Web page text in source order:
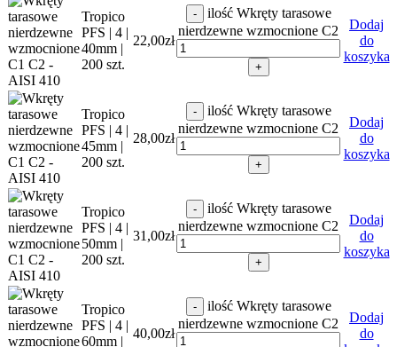
Tropico
PFS | 4 |
40mm |
200 szt.
22,00zł
-
ilość Wkręty tarasowe
nierdzewne wzmocnione C2
+
Dodaj
do
koszyka
Tropico
PFS | 4 |
45mm |
200 szt.
28,00zł
-
ilość Wkręty tarasowe
nierdzewne wzmocnione C2
+
Dodaj
do
koszyka
Tropico
PFS | 4 |
50mm |
200 szt.
31,00zł
-
ilość Wkręty tarasowe
nierdzewne wzmocnione C2
+
Dodaj
do
koszyka
Tropico
PFS | 4 |
60mm |
40,00zł
-
ilość Wkręty tarasowe
nierdzewne wzmocnione C2
Dodaj
do